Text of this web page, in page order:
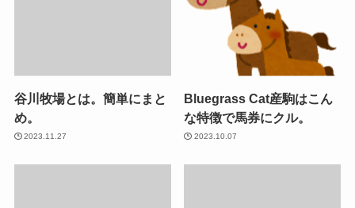
谷川牧場とは。簡単にまと
め。
2023.11.27
Bluegrass Cat産駒はこん
な特徴で馬券にクル。
2023.10.07